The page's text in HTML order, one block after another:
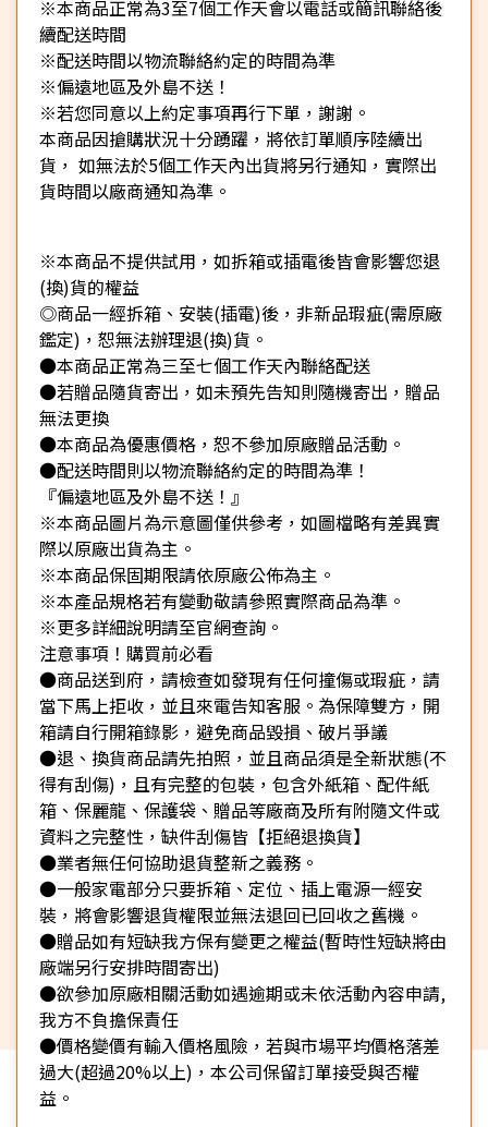
※本商品正常為3至7個工作天會以電話或簡訊聯絡後
續配送時間
※配送時間以物流聯絡約定的時間為準
※偏遠地區及外島不送！
※若您同意以上約定事項再行下單，謝謝。
本商品因搶購狀況十分踴躍，將依訂單順序陸續出
貨， 如無法於5個工作天內出貨將另行通知，實際出
貨時間以廠商通知為準。
※本商品不提供試用，如拆箱或插電後皆會影響您退
(換)貨的權益
◎商品一經拆箱、安裝(插電)後，非新品瑕疵(需原廠
鑑定)，恕無法辦理退(換)貨。
●本商品正常為三至七個工作天內聯絡配送
●若贈品隨貨寄出，如未預先告知則隨機寄出，贈品
無法更換
●本商品為優惠價格，恕不參加原廠贈品活動。
●配送時間則以物流聯絡約定的時間為準！
『偏遠地區及外島不送！』
※本商品圖片為示意圖僅供參考，如圖檔略有差異實
際以原廠出貨為主。
※本商品保固期限請依原廠公佈為主。
※本產品規格若有變動敬請參照實際商品為準。
※更多詳細說明請至官網查詢。
注意事項！購買前必看
●商品送到府，請檢查如發現有任何撞傷或瑕疵，請
當下馬上拒收，並且來電告知客服。為保障雙方，開
箱請自行開箱錄影，避免商品毀損、破片爭議
●退、換貨商品請先拍照，並且商品須是全新狀態(不
得有刮傷)，且有完整的包裝，包含外紙箱、配件紙
箱、保麗龍、保護袋、贈品等廠商及所有附隨文件或
資料之完整性，缺件刮傷皆【拒絕退換貨】
●業者無任何協助退貨整新之義務。
●一般家電部分只要拆箱、定位、插上電源一經安
裝，將會影響退貨權限並無法退回已回收之舊機。
●贈品如有短缺我方保有變更之權益(暫時性短缺將由
廠端另行安排時間寄出)
●欲參加原廠相關活動如遇逾期或未依活動內容申請,
我方不負擔保責任
●價格變價有輸入價格風險，若與市場平均價格落差
過大(超過20%以上)，本公司保留訂單接受與否權
益。